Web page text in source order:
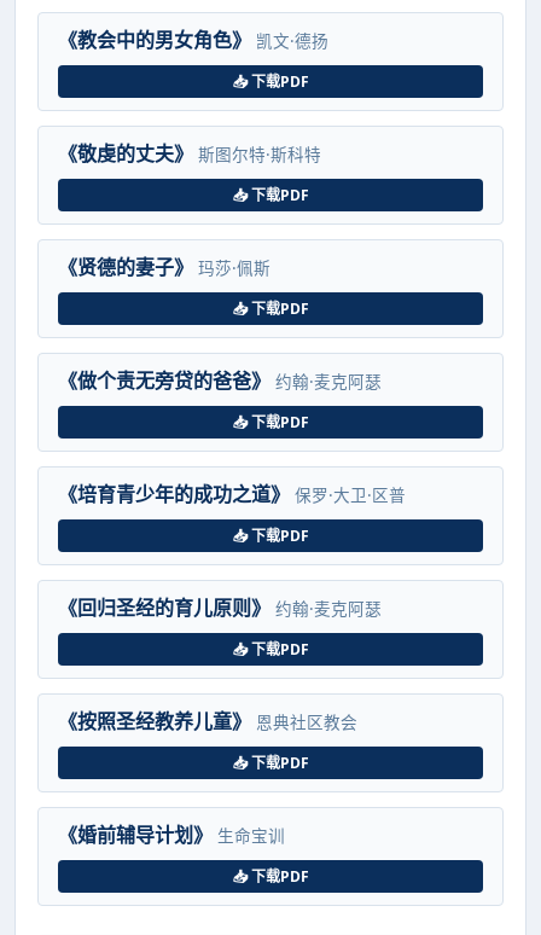
《教会中的男女角色》 凯文·德扬
📥 下载PDF
《敬虔的丈夫》 斯图尔特·斯科特
📥 下载PDF
《贤德的妻子》 玛莎·佩斯
📥 下载PDF
《做个责无旁贷的爸爸》 约翰·麦克阿瑟
📥 下载PDF
《培育青少年的成功之道》 保罗·大卫·区普
📥 下载PDF
《回归圣经的育儿原则》 约翰·麦克阿瑟
📥 下载PDF
《按照圣经教养儿童》 恩典社区教会
📥 下载PDF
《婚前辅导计划》 生命宝训
📥 下载PDF